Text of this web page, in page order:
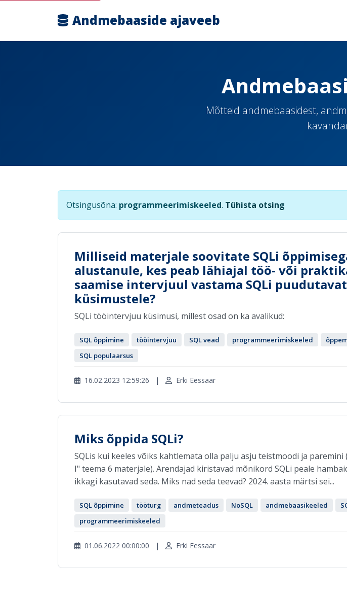
Andmebaaside ajaveeb
Mõtteid andmebaasidest,
Otsingusõna: programmeerimiskeeled. Tühista otsing
Milliseid materjale soovitate SQLi
alustanule, kes peab lähiajal töö- või
saamise intervjuul vastama SQLi
küsimustele?
SQLi tööintervjuu küsimusi, millest osad on ka avalikud:
SQL õppimine tööintervjuu SQL vead programmeerimiskeeled
SQL populaarsus
16.02.2023 12:59:26 | Erki Eessaar
Miks õppida SQLi?
SQLis kui keeles võiks kahtlemata olla palju asju teistmoodi ja paremini
I" teema 6 materjale). Arendajad kiristavad mõnikord SQLi peale
ikkagi kasutavad seda. Miks nad seda teevad? 2024. aasta märtsi sei...
SQL õppimine tööturg andmeteadus NoSQL andmebaasikeeled
programmeerimiskeeled
01.06.2022 00:00:00 | Erki Eessaar